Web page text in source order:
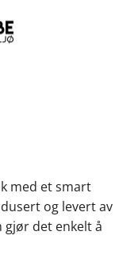
med et smart
og levert av
det enkelt å